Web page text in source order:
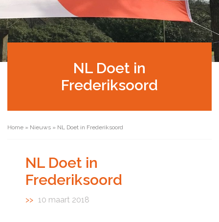
NL Doet in
Frederiksoord
Home » Nieuws » NL Doet in Frederiksoord
NL Doet in
Frederiksoord
10 maart 2018